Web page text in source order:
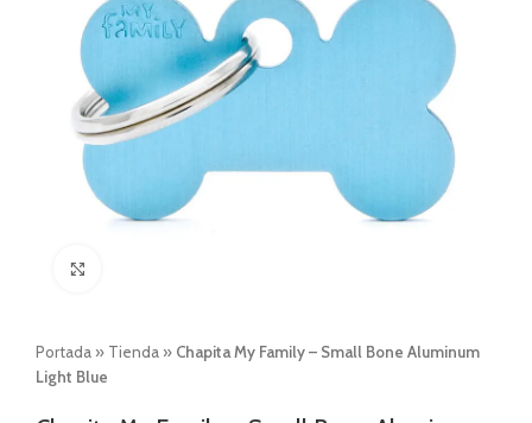
Portada » Tienda » Chapita My Family – Small Bone Aluminum
Light Blue